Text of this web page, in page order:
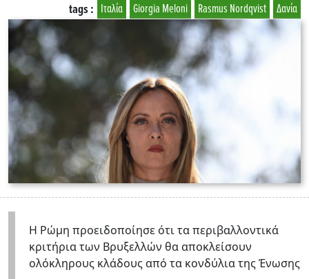
Δανία
Rasmus Nordqvist
Giorgia Meloni
Ιταλία
tags :
Η Ρώμη προειδοποίησε ότι τα περιβαλλοντικά
κριτήρια των Βρυξελλών θα αποκλείσουν
ολόκληρους κλάδους από τα κονδύλια της Ένωσης